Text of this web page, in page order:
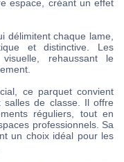
espace, créant un effet
délimitent chaque lame,
et distinctive. Les
rehaussant le
ce parquet convient
salles de classe. Il offre
réguliers, tout en
professionnels. Sa
un choix idéal pour les